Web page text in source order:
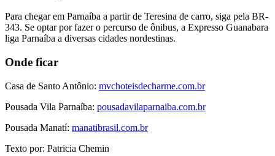
Para chegar em Parnaíba a partir de Teresina de carro, siga pela BR-
343. Se optar por fazer o percurso de ônibus, a Expresso Guanabara
liga Parnaíba a diversas cidades nordestinas.
Onde ficar
Casa de Santo Antônio: mvchoteisdecharme.com.br
Pousada Vila Parnaíba: pousadavilaparnaiba.com.br
Pousada Manatí: manatibrasil.com.br
Texto por: Patricia Chemin